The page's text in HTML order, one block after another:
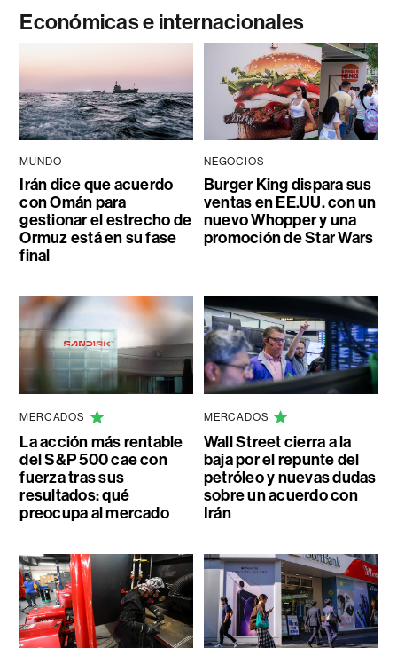
Económicas e internacionales
MUNDO
Irán dice que acuerdo
con Omán para
gestionar el estrecho de
Ormuz está en su fase
final
NEGOCIOS
Burger King dispara sus
ventas en EE.UU. con un
nuevo Whopper y una
promoción de Star Wars
MERCADOS
La acción más rentable
del S&P 500 cae con
fuerza tras sus
resultados: qué
preocupa al mercado
MERCADOS
Wall Street cierra a la
baja por el repunte del
petróleo y nuevas dudas
sobre un acuerdo con
Irán